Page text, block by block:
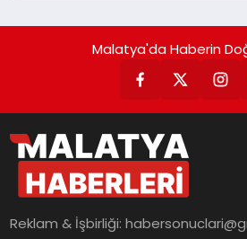
Malatya'da Haberin
Reklam & İşbirliği: